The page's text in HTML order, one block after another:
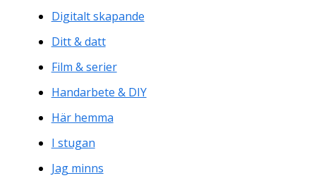
Digitalt skapande
Ditt & datt
Film & serier
Handarbete & DIY
Här hemma
I stugan
Jag minns